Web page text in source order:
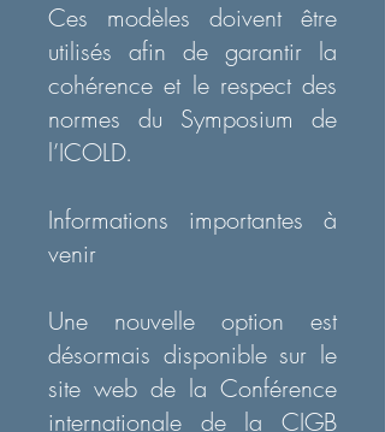
Ces modèles doivent être
utilisés afin de garantir la
cohérence et le respect des
normes du Symposium de
l’ICOLD.
Informations importantes à
venir
Une nouvelle option est
désormais disponible sur le
site web de la Conférence
internationale de la CIGB